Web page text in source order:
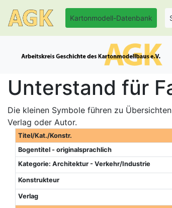
Kartonmodell-Datenbank
Unterstand für
Die kleinen Symbole führen zu
Verlag oder Autor.
Titel/Kat./Konstr.
Bogentitel - originalsprachlich
Kategorie: Architektur - Verkehr/Industrie
Konstrukteur
Verlag